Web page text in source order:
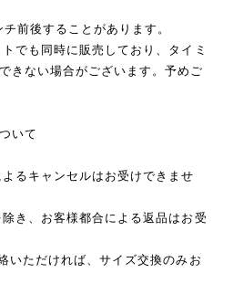
前後することがあります。
でも同時に販売しており、タイミ
きない場合がございます。予めご
いて
るキャンセルはお受けできませ
き、お客様都合による返品はお受
いただければ、サイズ交換のみお